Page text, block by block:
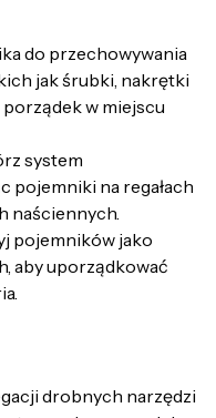
do przechowywania
jak śrubki, nakrętki
porządek w miejscu
system
pojemniki na regałach
naściennych.
pojemników jako
aby uporządkować
drobnych narzędzi